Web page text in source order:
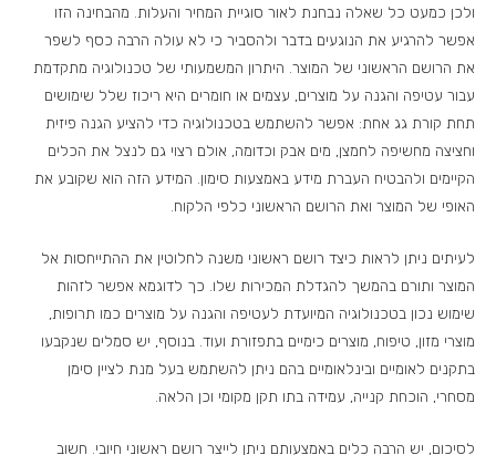
ולכן כמעט כל שאלה נבחנת לאור סוגיית המחיר והעלות. מהבחינה הזו
אפשר להרגיע את הנוגעים בדבר ולהסביר כי לא עולה הרבה כסף לשפר
את הרושם הראשוני של המוצר. היתרון המשמעותי של טכנולוגיה מתקדמת
עבור עטיפה והגנה על מוצרים, עצמים או חומרים היא ריכוז שלל שימושים
תחת קורת גג אחת: אפשר להשתמש בטכנולוגיה כדי להציע הגנה פיזית
וחציצה מחשיפה לחמצן, מים אבק וכדומה, אולם רצוי גם לנצל את הכלים
הקיימים ולהבטיח העברת מידע באמצעות סימון. המידע הזה הוא שקובע את
האופי של המוצר ואת הרושם הראשוני כלפי הלקוח.
לעיתים ניתן לראות כיצד רושם ראשוני משנה לחלוטין את ההתייחסות אל
המוצר ותורם בהמשך להגדלת המכירות שלו. כך לדוגמא אפשר לזהות
שימוש נכון בטכנולוגיה המיועדת לעטיפה והגנה על מוצרים כמו תרופות,
מוצרי מזון, טיפוח, מוצרים כימיים בתפזורת ועוד. בנוסף, יש סמלים שנקבעו
בתקנים לאומיים ובינלאומיים בהם ניתן להשתמש בעל מנת לציין סימן
מסחרי, הוכחת קנייה, עמידה בתו תקן מקומי וכן הלאה.
לסיכום, יש הרבה כלים באמצעותם ניתן לייצר רושם ראשוני חיובי. חשוב